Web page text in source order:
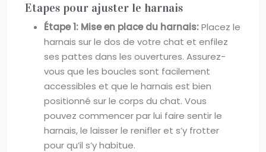
Etapes pour ajuster le harnais
Étape 1: Mise en place du harnais:Placez le
harnais sur le dos de votre chat et enfilez
ses pattes dans les ouvertures. Assurez-
vous que les boucles sont facilement
accessibles et que le harnais est bien
positionné sur le corps du chat. Vous
pouvez commencer par lui faire sentir le
harnais, le laisser le renifler et s’y frotter
pour qu’il s’y habitue.